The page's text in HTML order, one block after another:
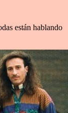
están hablando